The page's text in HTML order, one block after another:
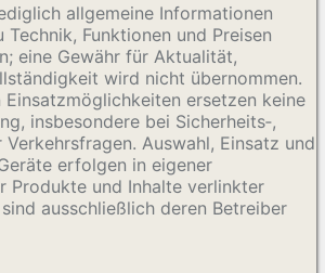
allgemeine Informationen
Funktionen und Preisen
eine Gewähr für Aktualität,
wird nicht übernommen.
Einsatzmöglichkeiten ersetzen keine
insbesondere bei Sicherheits‑,
Verkehrsfragen. Auswahl, Einsatz und
erfolgen in eigener
Produkte und Inhalte verlinkter
ausschließlich deren Betreiber